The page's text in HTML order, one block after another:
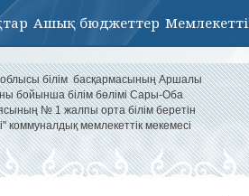
Ашық бюджеттер
білім басқармасының Аршалы
бойынша білім бөлімі Сары-Оба
№ 1 жалпы орта білім беретін
коммуналдық мемлекеттік мекемесі